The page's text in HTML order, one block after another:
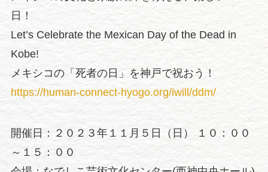
日！
Let’s Celebrate the Mexican Day of the Dead in
Kobe!
メキシコの「死者の日」を神戸で祝おう！
https://human-connect-hyogo.org/iwill/ddm/
開催日：２０２３年１１月５日（日） １０：００
～１５：００